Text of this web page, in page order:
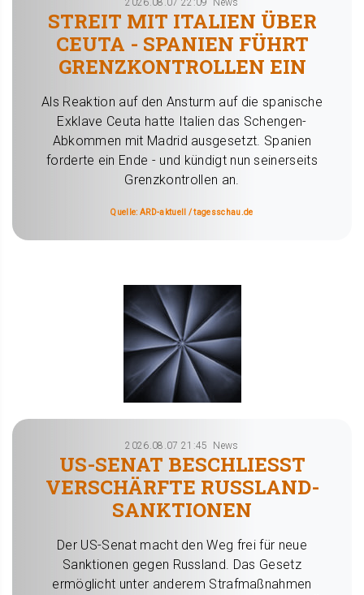
2026.08.07 22:09 News
STREIT MIT ITALIEN ÜBER
CEUTA - SPANIEN FÜHRT
GRENZKONTROLLEN EIN
Als Reaktion auf den Ansturm auf die spanische
Exklave Ceuta hatte Italien das Schengen-
Abkommen mit Madrid ausgesetzt. Spanien
forderte ein Ende - und kündigt nun seinerseits
Grenzkontrollen an.
Quelle: ARD-aktuell / tagesschau.de
2026.08.07 21:45 News
US-SENAT BESCHLIESST V
ERSCHÄRFTE RUSSLAND-S
ANKTIONEN
Der US-Senat macht den Weg frei für neue
Sanktionen gegen Russland. Das Gesetz
ermöglicht unter anderem Strafmaßnahmen